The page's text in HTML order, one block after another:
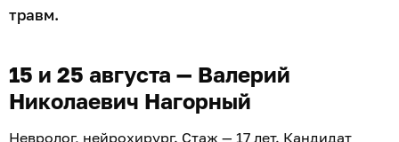
травм.
15 и 25 августа — Валерий
Николаевич Нагорный
Невролог, нейрохирург. Стаж — 17 лет. Кандидат